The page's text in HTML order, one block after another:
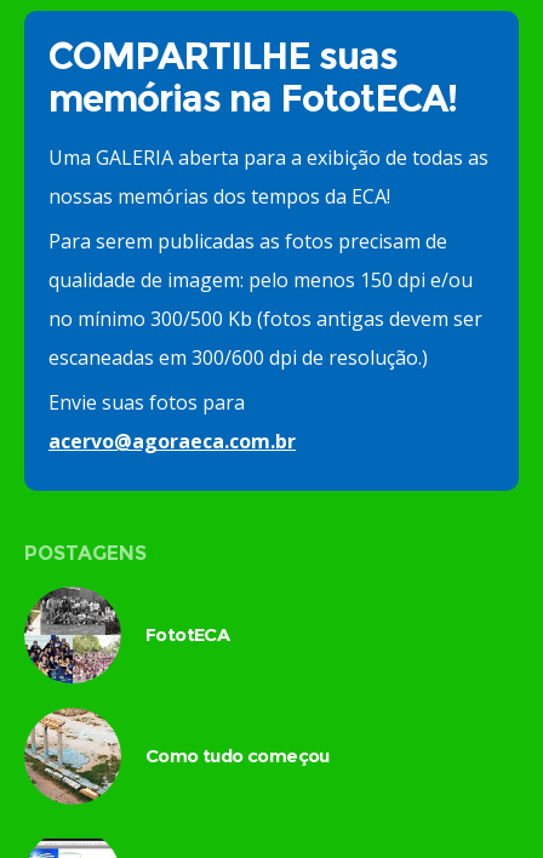
COMPARTILHE suas
memórias na FototECA!
Uma GALERIA aberta para a exibição de todas as
nossas memórias dos tempos da ECA!
Para serem publicadas as fotos precisam de
qualidade de imagem: pelo menos 150 dpi e/ou
no mínimo 300/500 Kb (fotos antigas devem ser
escaneadas em 300/600 dpi de resolução.)
Envie suas fotos para
acervo@agoraeca.com.br
POSTAGENS
FototECA
Como tudo começou